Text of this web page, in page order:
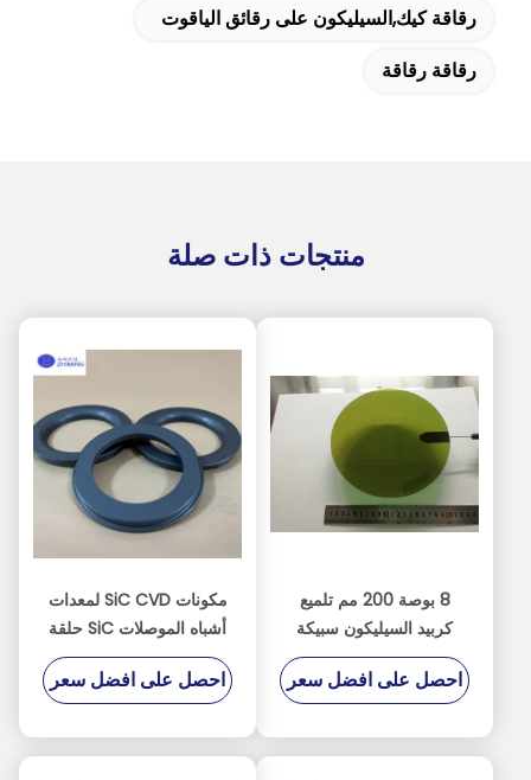
رقاقة كيك,السيليكون على رقائق الياقوت
رقاقة رقاقة
منتجات ذات صلة
8 بوصة 200 مم تلميع
كربيد السيليكون سبيكة
الركيزة سيك رقاقة أشباه
الموصلات
احصل على افضل سعر
مكونات SiC CVD لمعدات
أشباه الموصلات SiC حلقة
SiC SiC الكترود الجاف
الحفر
احصل على افضل سعر